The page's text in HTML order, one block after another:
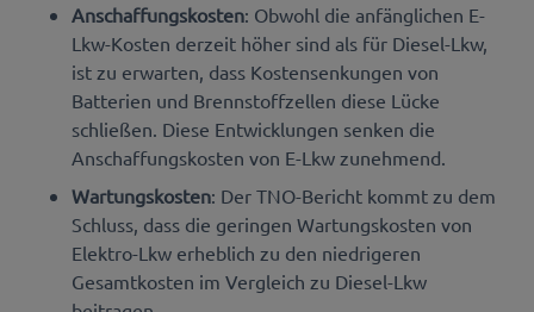
Anschaffungskosten: Obwohl die anfänglichen E-
Lkw-Kosten derzeit höher sind als für Diesel-Lkw,
ist zu erwarten, dass Kostensenkungen von
Batterien und Brennstoffzellen diese Lücke
schließen. Diese Entwicklungen senken die
Anschaffungskosten von E-Lkw zunehmend.
Wartungskosten: Der TNO-Bericht kommt zu dem
Schluss, dass die geringen Wartungskosten von
Elektro-Lkw erheblich zu den niedrigeren
Gesamtkosten im Vergleich zu Diesel-Lkw